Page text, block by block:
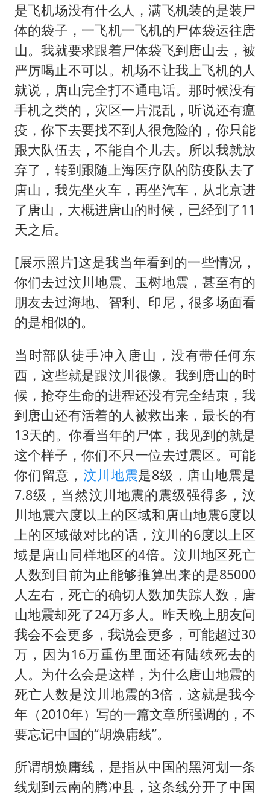
是飞机场没有什么人，满飞机装的是装尸
体的袋子，一飞机一飞机的尸体袋运往唐
山。我就要求跟着尸体袋飞到唐山去，被
严厉喝止不可以。机场不让我上飞机的人
就说，唐山完全打不通电话。那时候没有
手机之类的，灾区一片混乱，听说还有瘟
疫，你下去要找不到人很危险的，你只能
跟大队伍去，不能自个儿去。所以我就放
弃了，转到跟随上海医疗队的防疫队去了
唐山，我先坐火车，再坐汽车，从北京进
了唐山，大概进唐山的时候，已经到了11
天之后。
[展示照片]这是我当年看到的一些情况，
你们去过汶川地震、玉树地震，甚至有的
朋友去过海地、智利、印尼，很多场面看
的是相似的。
当时部队徒手冲入唐山，没有带任何东
西，这些就是跟汶川很像。我到唐山的时
候，抢夺生命的进程还没有完全结束，我
到唐山还有活着的人被救出来，最长的有
13天的。你看当年的尸体，我见到的就是
这个样子，你们不只一位去过震区。可能
你们留意，汶川地震是8级，唐山地震是
7.8级，当然汶川地震的震级强得多，汶
川地震六度以上的区域和唐山地震6度以
上的区域做对比的话，汶川的6度以上区
域是唐山同样地区的4倍。汶川地区死亡
人数到目前为止能够推算出来的是85000
人左右，死亡的确切人数加失踪人数，唐
山地震却死了24万多人。昨天晚上朋友问
我会不会更多，我说会更多，可能超过30
万，因为16万重伤里面还有陆续死去的
人。为什么会是这样，为什么唐山地震的
死亡人数是汶川地震的3倍，这就是我今
年（2010年）写的一篇文章所强调的，不
要忘记中国的“胡焕庸线”。
所谓胡焕庸线，是指从中国的黑河划一条
线划到云南的腾冲县，这条线分开了中国